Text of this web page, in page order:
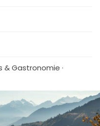
& Gastronomie ·